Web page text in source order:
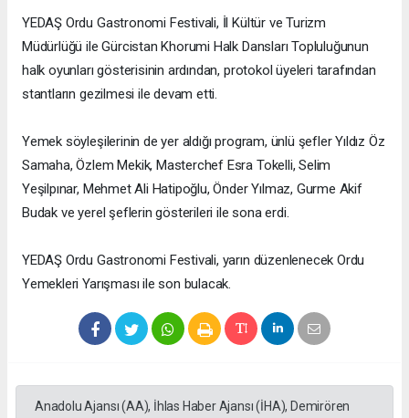
YEDAŞ Ordu Gastronomi Festivali, İl Kültür ve Turizm
Müdürlüğü ile Gürcistan Khorumi Halk Dansları Topluluğunun
halk oyunları gösterisinin ardından, protokol üyeleri tarafından
stantların gezilmesi ile devam etti.
Yemek söyleşilerinin de yer aldığı program, ünlü şefler Yıldız Öz
Samaha, Özlem Mekik, Masterchef Esra Tokelli, Selim
Yeşilpınar, Mehmet Ali Hatipoğlu, Önder Yılmaz, Gurme Akif
Budak ve yerel şeflerin gösterileri ile sona erdi.
YEDAŞ Ordu Gastronomi Festivali, yarın düzenlenecek Ordu
Yemekleri Yarışması ile son bulacak.
Anadolu Ajansı (AA), İhlas Haber Ajansı (İHA), Demirören